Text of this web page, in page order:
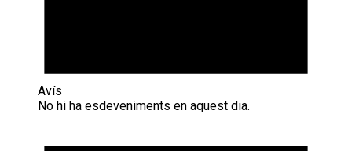
Avís
No hi ha esdeveniments en aquest dia.